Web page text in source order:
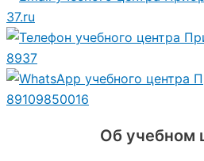
37.ru
8937
89109850016
Об учебном